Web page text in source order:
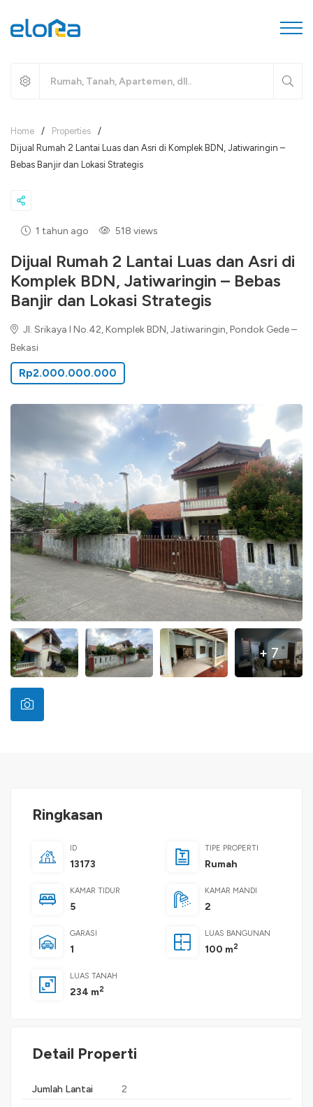
Home / Properties
/
Dijual Rumah 2 Lantai Luas dan Asri di Komplek BDN, Jatiwaringin –
Bebas Banjir dan Lokasi Strategis
1 tahun ago 518 views
Dijual Rumah 2 Lantai Luas dan Asri di
Komplek BDN, Jatiwaringin – Bebas
Banjir dan Lokasi Strategis
Jl. Srikaya I No.42, Komplek BDN, Jatiwaringin, Pondok Gede –
Bekasi
Rp2.000.000.000
+ 7
Ringkasan
ID
13173
TIPE PROPERTI
Rumah
KAMAR TIDUR
5
KAMAR MANDI
2
GARASI
1
LUAS BANGUNAN
100 m2
LUAS TANAH
234 m2
Detail Properti
Jumlah Lantai 2